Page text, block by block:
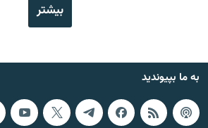
بیشتر
به ما بپیوندید